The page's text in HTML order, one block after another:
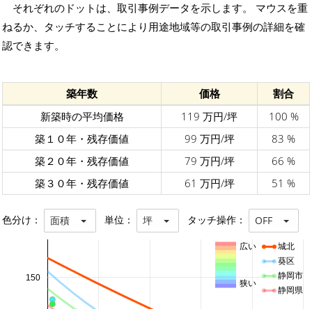
それぞれのドットは、取引事例データを示します。 マウスを重
ねるか、タッチすることにより用途地域等の取引事例の詳細を確
認できます。
築年数 価格
割合
新築時の平均価格
119 万円/坪
100 %
築１０年・残存価値
99 万円/坪
83 %
築２０年・残存価値
79 万円/坪
66 %
築３０年・残存価値
61 万円/坪 51 %
色分け： 面積 単位： 坪 タッチ操作： OFF
150
城北
葵区
静岡市
静岡県
広い
狭い